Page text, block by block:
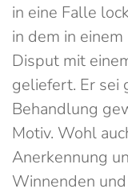
in eine Falle
in dem in
Disput mit
geliefert. Er sei
Behandlung
Motiv. Wohl
Anerkennung
Winnenden